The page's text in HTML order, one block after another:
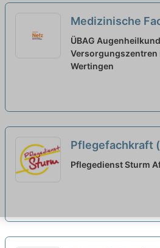
Medizinische
Optiker (m/w/d)
neu
ÜBAG
Versorgungszentren
Wertingen
Pflegefachkraft
- Ihr neuer
Pflegedienst Sturm